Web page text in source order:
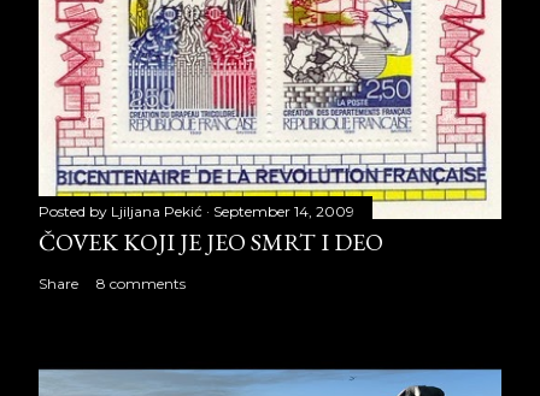
Posted by Ljiljana Pekić September 14, 2009
ČOVEK KOJI JE JEO SMRT I DEO
Share 8 comments